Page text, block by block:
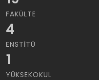
FAKÜLTE
4
ENSTITÜ
1
YÜKSEKOKUL